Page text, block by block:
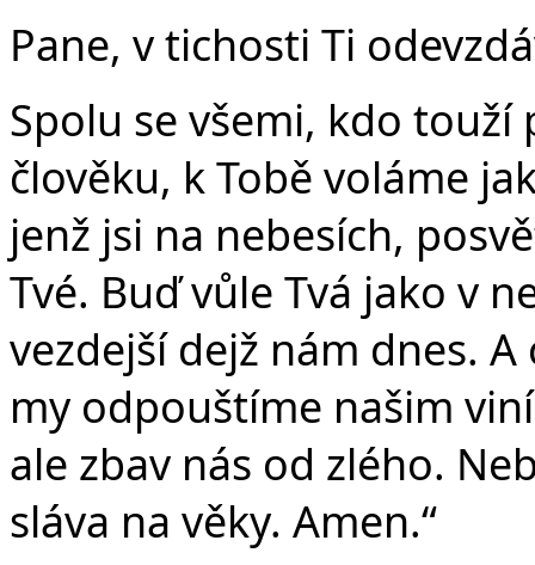
Pane, v tichosti Ti
Spolu se všemi, kdo touží
člověku, k Tobě voláme
jenž jsi na nebesích,
Tvé. Buď vůle Tvá jako v
vezdejší dejž nám dnes.
my odpouštíme našim
ale zbav nás od zlého.
sláva na věky. Amen.“